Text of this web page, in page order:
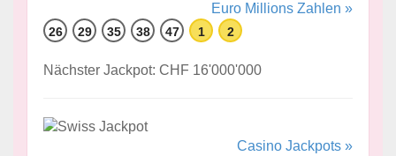
Euro Millions Zahlen »
26 29 35 38 47 1 2
Nächster Jackpot: CHF 16'000'000
Casino Jackpots »